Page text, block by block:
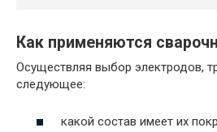
Как применяются
Осуществляя выбор электродов,
следующее:
какой состав имеет их